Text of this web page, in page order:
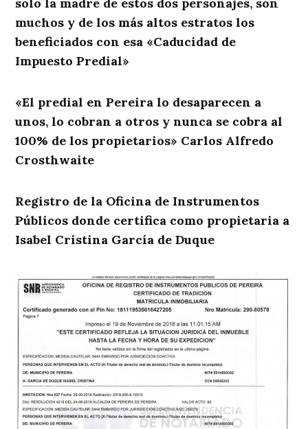
solo la madre de estos dos personajes, son
muchos y de los más altos estratos los
beneficiados con esa «Caducidad de
Impuesto Predial»
«El predial en Pereira lo desaparecen a
unos, lo cobran a otros y nunca se cobra al
100% de los propietarios» Carlos Alfredo
Crosthwaite
Registro de la Oficina de Instrumentos
Públicos donde certifica como propietaria a
Isabel Cristina García de Duque